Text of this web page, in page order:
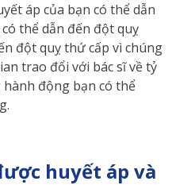
áp của bạn có thể dẫn
thể dẫn đến đột quỵ
đột quỵ thứ cấp vì chúng
trao đổi với bác sĩ về tỷ
động bạn có thể
huyết áp và